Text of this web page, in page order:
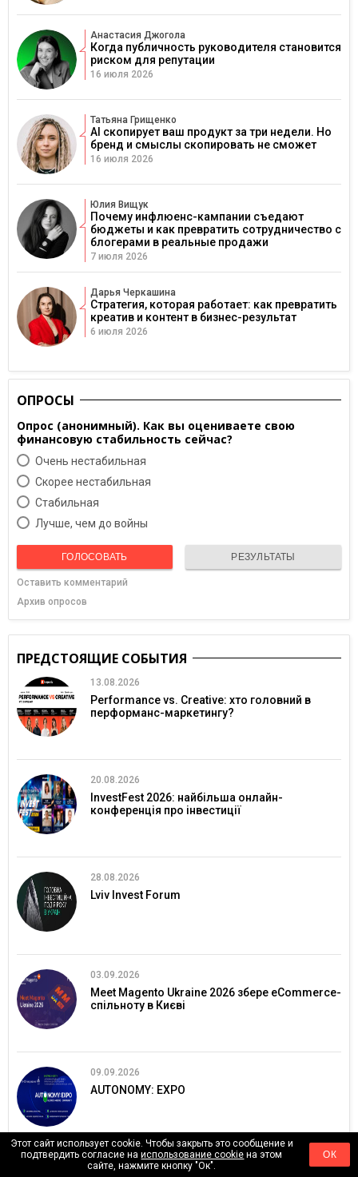
Анастасия Джогола
Когда публичность руководителя становится
риском для репутации
16 июля 2026
Татьяна Грищенко
AI скопирует ваш продукт за три недели. Но
бренд и смыслы скопировать не сможет
16 июля 2026
Юлия Вищук
Почему инфлюенс-кампании съедают
бюджеты и как превратить сотрудничество с
блогерами в реальные продажи
7 июля 2026
Дарья Черкашина
Стратегия, которая работает: как превратить
креатив и контент в бизнес-результат
6 июля 2026
ОПРОСЫ
Опрос (анонимный). Как вы оцениваете свою
финансовую стабильность сейчас?
Очень нестабильная
Скорее нестабильная
Cтабильная
Лучше, чем до войны
ГОЛОСОВАТЬ РЕЗУЛЬТАТЫ
Оставить комментарий
Архив опросов
ПРЕДСТОЯЩИЕ СОБЫТИЯ
13.08.2026
Performance vs. Creative: хто головний в
перформанс-маркетингу?
20.08.2026
InvestFest 2026: найбільша онлайн-
конференція про інвестиції
28.08.2026
Lviv Invest Forum
03.09.2026
Meet Magento Ukraine 2026 збере eCommerce-
спільноту в Києві
09.09.2026
AUTONOMY: EXPO
06.10.2026
Этот сайт использует cookie. Чтобы закрыть это сообщение и
подтвердить согласие наиспользование cookie на этом
сайте, нажмите кнопку "Ок".
ОК